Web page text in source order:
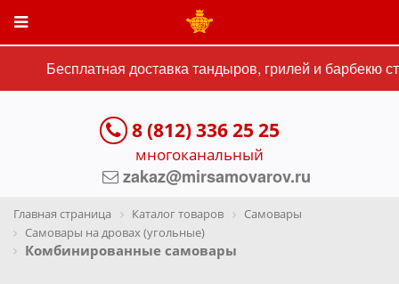
Бесплатная доставка тандыров, грилей и барбекю
8 (812) 336 25 25
многоканальный
zakaz@mirsamovarov.ru
Главная страница Каталог товаров
Самовары
Самовары на дровах (угольные)
Комбинированные самовары